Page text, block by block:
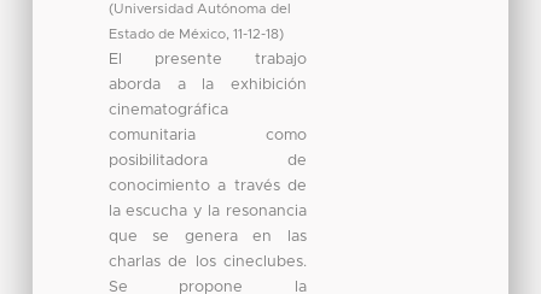
(Universidad Autónoma del
Estado de México, 11-12-18)
El presente trabajo
aborda a la exhibición
cinematográfica
comunitaria como
posibilitadora de
conocimiento a través de
la escucha y la resonancia
que se genera en las
charlas de los cineclubes.
Se propone la